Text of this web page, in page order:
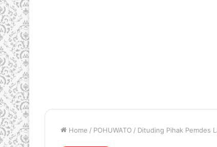
Home / POHUWATO / Dituding Pihak Pemdes